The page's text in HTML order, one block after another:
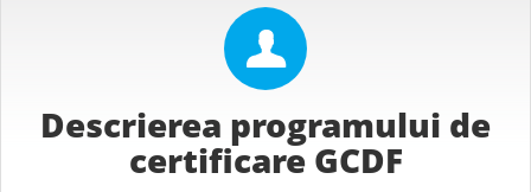
Descrierea programului de
certificare GCDF